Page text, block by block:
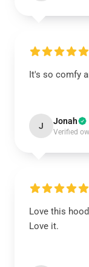
It's so comfy
J Jonah
Verified
Love this
Love it.